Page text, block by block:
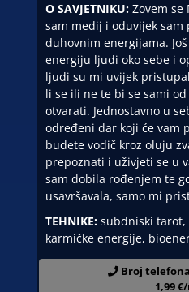
O SAVJETNIKU:Zovem se
sam medij i oduvijek sam
duhovnim energijama.
energiju ljudi oko sebe i
ljudi su mi uvijek
li se ili ne te bi se sami
otvarati. Jednostavno u
određeni dar koji će vam
budete vodič kroz oluju
prepoznati i uživjeti se u
sam dobila rođenjem te
usavršavala, samo mi
TEHNIKE:subdniski tarot,
karmičke energije,
Broj
1,99